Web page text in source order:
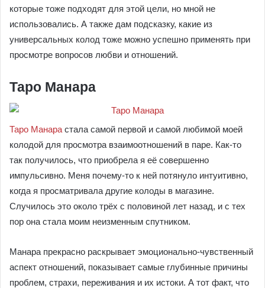
которые тоже подходят для этой цели, но мной не
использовались. А также дам подсказку, какие из
универсальных колод тоже можно успешно применять при
просмотре вопросов любви и отношений.
Таро Манара
Таро Манара стала самой первой и самой любимой моей
колодой для просмотра взаимоотношений в паре. Как-то
так получилось, что приобрела я её совершенно
импульсивно. Меня почему-то к ней потянуло интуитивно,
когда я просматривала другие колоды в магазине.
Случилось это около трёх с половиной лет назад, и с тех
пор она стала моим неизменным спутником.
Манара прекрасно раскрывает эмоционально-чувственный
аспект отношений, показывает самые глубинные причины
проблем, страхи, переживания и их истоки. А тот факт, что